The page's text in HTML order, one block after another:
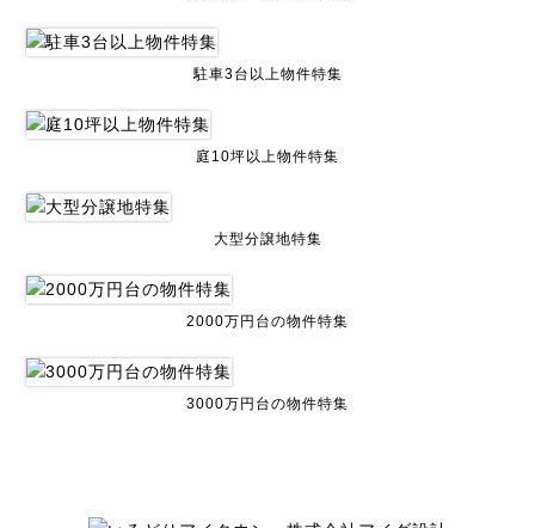
駐車3台以上物件特集
庭10坪以上物件特集
大型分譲地特集
2000万円台の物件特集
3000万円台の物件特集